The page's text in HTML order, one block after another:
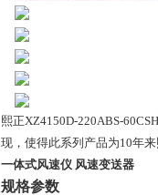
熙正XZ4150D-220ABS-
现，使得此系列产品为10年来
一体式风速仪 风速变送器
规格参数